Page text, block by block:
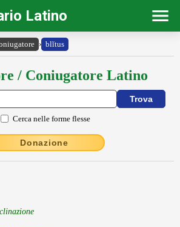
Latino
› blĭtus
/ Coniugatore Latino
Cerca nelle forme flesse
Donazione